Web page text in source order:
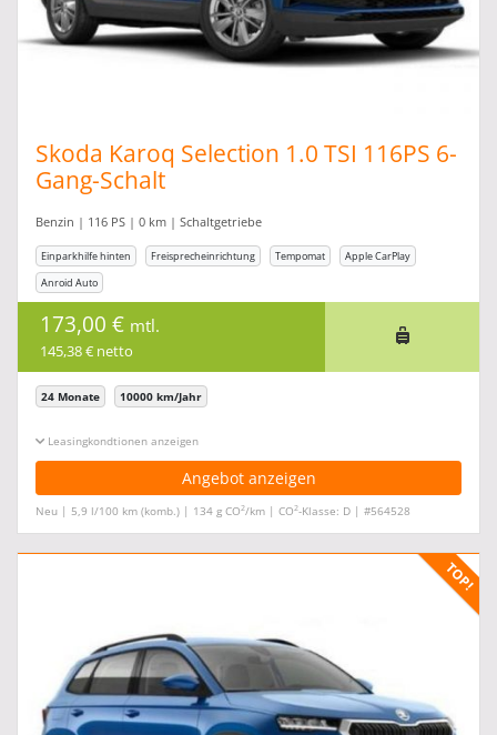
Skoda Karoq Selection 1.0 TSI 116PS 6-
Gang-Schalt
Benzin | 116 PS | 0 km | Schaltgetriebe
Einparkhilfe hinten Freisprecheinrichtung Tempomat
Apple CarPlay
Anroid Auto
173,00 € mtl.
145,38 € netto
24 Monate 10000 km/Jahr
Leasingkonditionen ein-/ausblenden
Angebot anzeigen
Neu | 5,9 l/100 km (komb.) | 134 g CO2/km | CO2-Klasse: D | #564528